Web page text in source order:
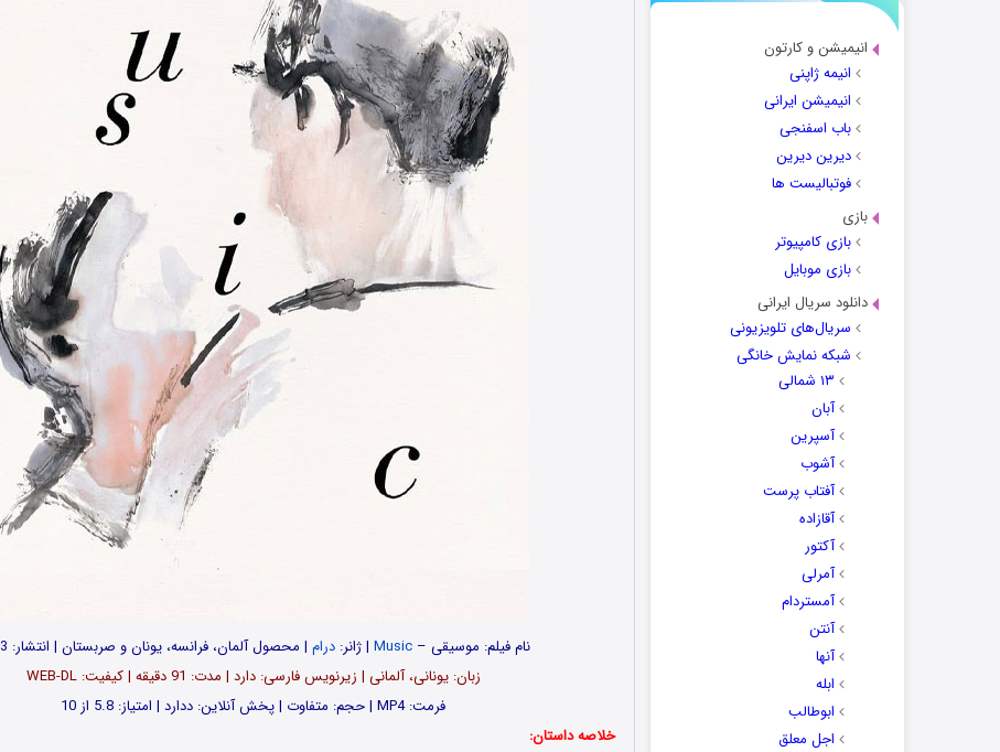
انیمیشن و کارتون
انیمه ژاپنی
انیمیشن ایرانی
باب اسفنجی
دیرین دیرین
فوتبالیست ها
بازی
بازی کامپیوتر
بازی موبایل
دانلود سریال ایرانی
سریال‌های تلویزیونی
شبکه نمایش خانگی
۱۳ شمالی
آبان
آسپرین
آشوب
آفتاب پرست
آقازاده
آکتور
آمرلی
آمستردام
آنتن
آنها
ابله
ابوطالب
اجل معلق
نام فیلم: موسیقی –Music | ژانر:درام | محصول آلمان، فرانسه، یونان و صربستان | انتشار: 2023
زبان: یونانی، آلمانی | زیرنویس فارسی: دارد | مدت: 91 دقیقه | کیفیت: WEB-DL
فرمت: MP4 | حجم: متفاوت | پخش آنلاین: ددارد | امتیاز: 5.8 از 10
خلاصه داستان: